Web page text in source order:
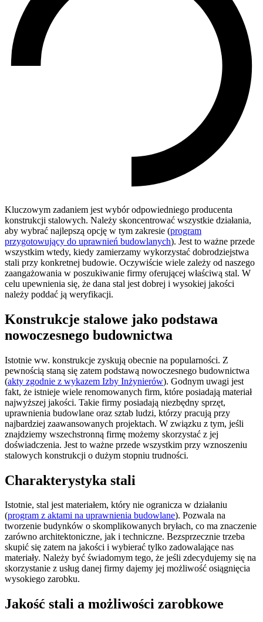
Kluczowym zadaniem jest wybór odpowiedniego producenta
konstrukcji stalowych. Należy skoncentrować wszystkie działania,
aby wybrać najlepszą opcję w tym zakresie (program
przygotowujący do uprawnień budowlanych). Jest to ważne przede
wszystkim wtedy, kiedy zamierzamy wykorzystać dobrodziejstwa
stali przy konkretnej budowie. Oczywiście wiele zależy od naszego
zaangażowania w poszukiwanie firmy oferującej właściwą stal. W
celu upewnienia się, że dana stal jest dobrej i wysokiej jakości
należy poddać ją weryfikacji.
Konstrukcje stalowe jako podstawa
nowoczesnego budownictwa
Istotnie ww. konstrukcje zyskują obecnie na popularności. Z
pewnością staną się zatem podstawą nowoczesnego budownictwa
(akty zgodnie z wykazem Izby Inżynierów). Godnym uwagi jest
fakt, że istnieje wiele renomowanych firm, które posiadają materiał
najwyższej jakości. Takie firmy posiadają niezbędny sprzęt,
uprawnienia budowlane oraz sztab ludzi, którzy pracują przy
najbardziej zaawansowanych projektach. W związku z tym, jeśli
znajdziemy wszechstronną firmę możemy skorzystać z jej
doświadczenia. Jest to ważne przede wszystkim przy wznoszeniu
stalowych konstrukcji o dużym stopniu trudności.
Charakterystyka stali
Istotnie, stal jest materiałem, który nie ogranicza w działaniu
(program z aktami na uprawnienia budowlane). Pozwala na
tworzenie budynków o skomplikowanych bryłach, co ma znaczenie
zarówno architektoniczne, jak i techniczne. Bezsprzecznie trzeba
skupić się zatem na jakości i wybierać tylko zadowalające nas
materiały. Należy być świadomym tego, że jeśli zdecydujemy się na
skorzystanie z usług danej firmy dajemy jej możliwość osiągnięcia
wysokiego zarobku.
Jakość stali a możliwości zarobkowe